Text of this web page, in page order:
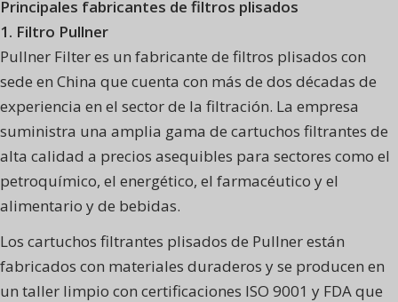
Principales fabricantes de filtros plisados
1. Filtro Pullner
Pullner Filter es un fabricante de filtros plisados con
sede en China que cuenta con más de dos décadas de
experiencia en el sector de la filtración. La empresa
suministra una amplia gama de cartuchos filtrantes de
alta calidad a precios asequibles para sectores como el
petroquímico, el energético, el farmacéutico y el
alimentario y de bebidas.
Los cartuchos filtrantes plisados de Pullner están
fabricados con materiales duraderos y se producen en
un taller limpio con certificaciones ISO 9001 y FDA que